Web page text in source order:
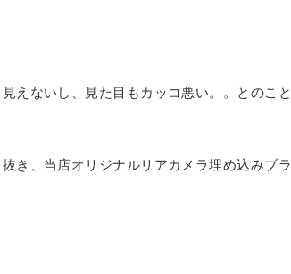
えないし、見た目もカッコ悪い。。とのこと
き、当店オリジナルリアカメラ埋め込みブラ